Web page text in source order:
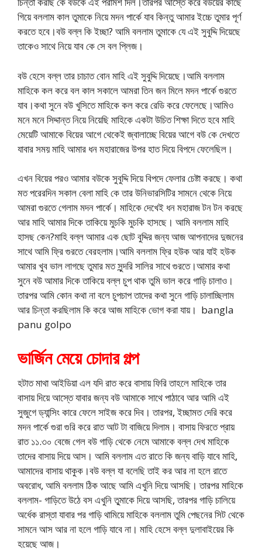
গিয়ে বললাম কাল তুমাকে নিয়ে মদন পার্কে যাব কিন্তু আমার ইচ্চে তুমার পূর্ণ
করতে হবে।বউ বল্ল কি ইচ্ছা? আমি বললাম তুমাকে যে এই সুবুদ্দি দিয়েছে
তাকেও সাথে নিয়ে যাব কে সে বল প্লিজ।
বউ হেসে বল্ল তার চাচাত বোন মাহি এই সুবুদ্দি দিয়েছে।আমি বললাম
মাহিকে কল করে বল কাল সকালে আমরা তিন জন মিলে মদন পার্কে গুরতে
যাব।কথা সুনে বউ খুসিতে মাহিকে কল করে রেডি করে ফেলেছে।আমিও
মনে মনে সিদ্দান্ত নিয়ে নিয়েছি মাহিকে একটা উচিত শিক্ষা দিতে হবে মাহি
মেয়েটি আমাকে বিয়ের আগে থেকেই জ্বালাচ্ছে বিয়ের আগে বউ কে দেখতে
যাবার সময় মাহি আমার ধন মহারাজের উপর হাত দিয়ে বিপদে ফেলেছিল।
এখন বিয়ের পরও আমার বউকে সুবুদ্দি দিয়ে বিপদে ফেলার চেষ্টা করছে। কথা
মত পরেরদিন সকাল বেলা মাহি কে তার উনিভারসিটির সামনে থেকে নিয়ে
আমরা গুরতে গেলাম মদন পার্কে। মাহিকে দেখেই ধন মহারাজ টন টন করছে
আর মাহি আমার দিকে তাকিয়ে মুচকি মুচকি হাসছে। আমি বললাম মাহি
হাসছ কেন?মাহি বল্ল আমার এক ছোট বুদ্দির জন্য আজ আপনাদের দুজনের
সাথে আমি ফ্রি গুরতে বেরহলাম।আমি বললাম ফ্রি হউক আর যাই হউক
আমার খুব ভাল লাগছে তুমার মত সুন্দরি সালির সাথে গুরতে।আমার কথা
সুনে বউ আমার দিকে তাকিয়ে বল্ল চুপ থাক তুমি ভাল করে গাড়ি চালাও।
তারপর আমি কোন কথা না বলে চুপচাপ তাদের কথা সুনে গাড়ি চালাচ্ছিলাম
আর চিন্তা করছিলাম কি করে আজ মাহিকে ভোগ করা যায়। bangla
panu golpo
ভার্জিন মেয়ে চোদার গল্প
হটাত মাথা আইডিয়া এল যদি রাত করে বাসায় ফিরি তাহলে মাহিকে তার
বাসায় দিয়ে আস্তে যাবার জন্য বউ আমাকে সাথে পাঠাবে আর আমি এই
সুজুগে ড্যান্সিং কারে ফেলে সাইজ করে দিব। তারপর, ইচ্ছামত দেরি করে
মদন পার্কে গুরা গুরি করে রাত আট টা বাজিয়ে দিলাম। বাসায় ফিরতে প্রায়
রাত ১১.৩০ বেজে গেল বউ গাড়ি থেকে নেমে আমাকে বল্ল দেখ মাহিকে
তাদের বাসায় দিয়ে আস। আমি বললাম এত রাতে কি জন্য বাড়ি যাবে মাহি,
আমাদের বাসায় থাকুক।বউ বল্ল যা বলেছি তাই কর আর না হলে রাতে
অবরোধ, আমি বললাম ঠিক আছে আমি এখুনি দিয়ে আসছি। তারপর মাহিকে
বললাম- গাড়িতে উঠে বস এখুনি তু্মাকে দিয়ে আসছি, তারপর গাড়ি চালিয়ে
অর্ধেক রাস্তা যাবার পর গাড়ি থামিয়ে মাহিকে বললাম তুমি পেছনের সিট থেকে
সামনে আস আর না হলে গাড়ি যাবে না। মাহি হেসে বল্ল দুলাবাইয়ের কি
হয়েছে আজ।